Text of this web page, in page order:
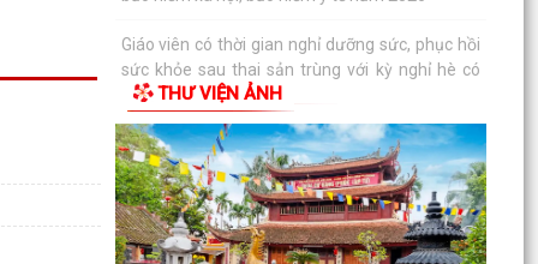
Đang đóng BHXH bắt buộc, có được đóng thêm
BHXH tự nguyện để hưởng lương hưu cao hơn
không?
Quỹ BHYT tiếp tục khẳng định vai trò là điểm
tựa tài chính vững chắc cho người tham gia khi
không...
Ngành điện triển khai: Cài đặt App EVN CSKH
THƯ VIỆN ẢNH